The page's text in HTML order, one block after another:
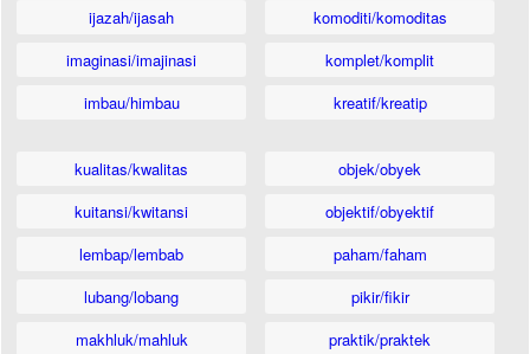
ijazah/ijasah
imaginasi/imajinasi
imbau/himbau
komoditi/komoditas
komplet/komplit
kreatif/kreatip
kualitas/kwalitas
kuitansi/kwitansi
lembap/lembab
lubang/lobang
makhluk/mahluk
objek/obyek
objektif/obyektif
paham/faham
pikir/fikir
praktik/praktek